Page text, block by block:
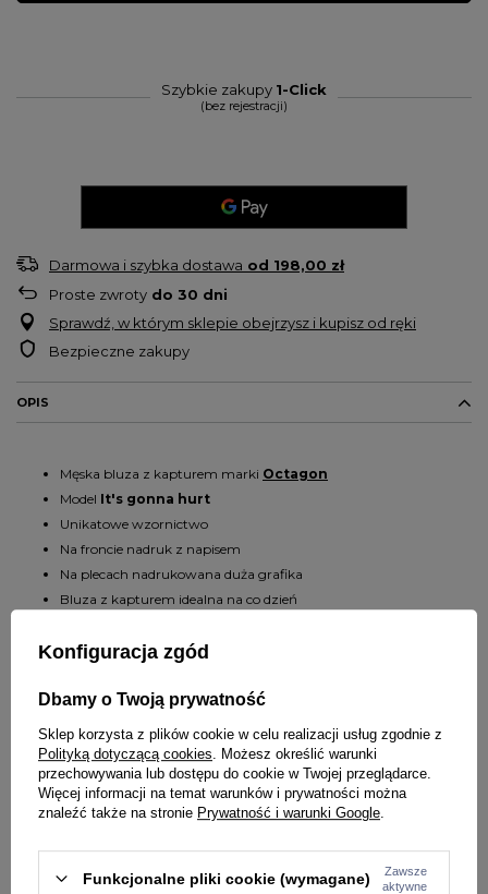
Szybkie zakupy 1-Click
(bez rejestracji)
Darmowa i szybka dostawa od 198,00 zł
Proste zwroty do 30 dni
Sprawdź, w którym sklepie obejrzysz i kupisz od ręki
Bezpieczne zakupy
OPIS
Męska bluza z kapturem marki Octagon
Model It's gonna hurt
Unikatowe wzornictwo
Na froncie nadruk z napisem
Na plecach nadrukowana duża grafika
Bluza z kapturem idealna na co dzień
Dół bluzy i rękawy zakończone ściągaczami
Nadruki wykonane metodą sitodruku
Bluza wykonana z wysokiej jakości bawełny o gramaturze 420 g
Wyprodukowana w Polsce
Materiał: 80% bawełna, 20% poliester
SZCZEGÓŁY PRODUKTU
Konfiguracja zgód
Dbamy o Twoją prywatność
Sklep korzysta z plików cookie w celu realizacji usług zgodnie z
Polityką dotyczącą cookies . Możesz określić warunki
przechowywania lub dostępu do cookie w Twojej przeglądarce.
Więcej informacji na temat warunków i prywatności można
znaleźć także na stronie Prywatność i warunki Google
Funkcjonalne pliki cookie (wymagane)
Zawsze
aktywne